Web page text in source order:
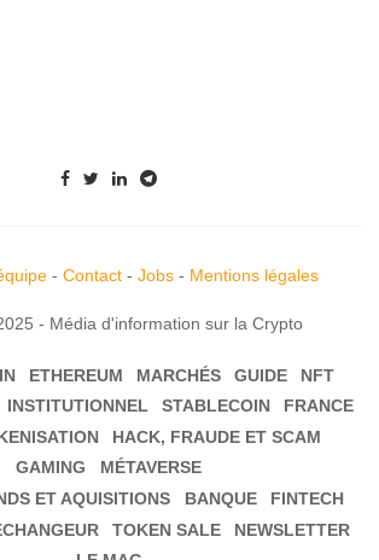
- Contact- Jobs- Mentions légales
- Média d'information sur la Crypto
ETHEREUM MARCHÉS GUIDE
NFT
INSTITUTIONNEL STABLECOIN
FRANCE
HACK, FRAUDE ET SCAM
GAMING
MÉTAVERSE
ET AQUISITIONS
BANQUE
FINTECH
TOKEN SALE
NEWSLETTER